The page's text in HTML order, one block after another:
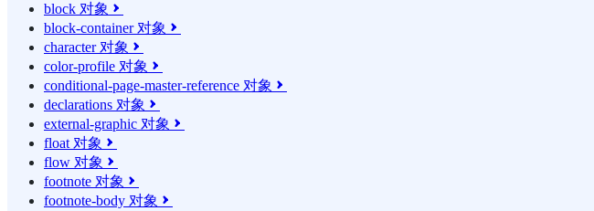
block 对象 
block-container 对象 
character 对象 
color-profile 对象 
conditional-page-master-reference 对象 
declarations 对象 
external-graphic 对象 
float 对象 
flow 对象 
footnote 对象 
footnote-body 对象 